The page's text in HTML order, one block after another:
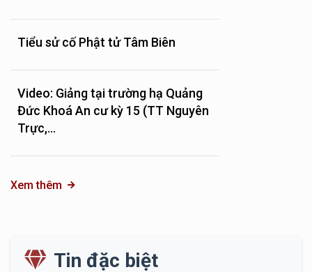
Tiểu sử cố Phật tử Tâm Biên
Video: Giảng tại trường hạ Quảng
Đức Khoá An cư kỳ 15 (TT Nguyên
Trực,...
Xem thêm
Tin đặc biệt